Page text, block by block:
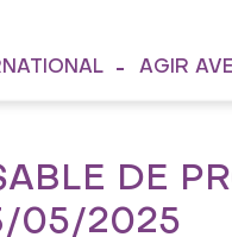
AGIR
DE
05/2025